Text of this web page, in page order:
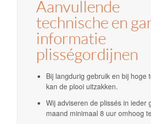
Aanvullende
technische en
informatie
plisségordijnen
Bij langdurig gebruik en bij hoge
kan de plooi uitzakken.
Wij adviseren de plissés in ieder
maand minimaal 8 uur omhoog